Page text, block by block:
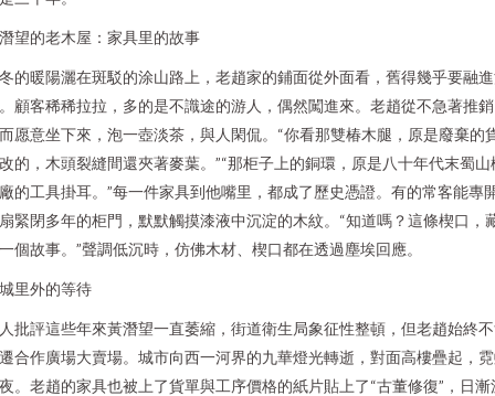
望的老木屋：家具里的故事
的暖陽灑在斑駁的涂山路上，老趙家的鋪面從外面看，舊得幾乎要融
顧客稀稀拉拉，多的是不識途的游人，偶然闖進來。老趙從不急著推
愿意坐下來，泡一壺淡茶，與人閑侃。“你看那雙椿木腿，原是廢棄的
的，木頭裂縫間還夾著麥葉。”“那柜子上的銅環，原是八十年代末蜀山
的工具掛耳。”每一件家具到他嘴里，都成了歷史憑證。有的常客能專
緊閉多年的柜門，默默觸摸漆液中沉淀的木紋。“知道嗎？這條楔口，
個故事。”聲調低沉時，仿佛木材、楔口都在透過塵埃回應。
里外的等待
批評這些年來黃潛望一直萎縮，街道衛生局象征性整頓，但老趙始終
合作廣場大賣場。城市向西一河界的九華燈光轉逝，對面高樓疊起，
。老趙的家具也被上了貨單與工序價格的紙片貼上了“古董修復”，日漸